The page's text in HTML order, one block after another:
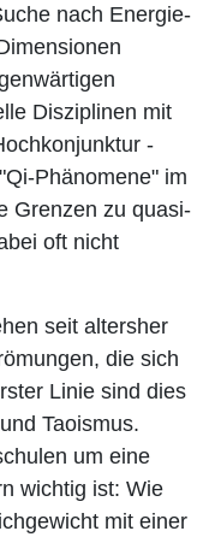
nach Energie-
Disziplinen mit
-
Phänomene" im
Grenzen zu quasi-
oft nicht
seit altersher
die sich
Linie sind dies
Taoismus.
um eine
wichtig ist: Wie
mit einer